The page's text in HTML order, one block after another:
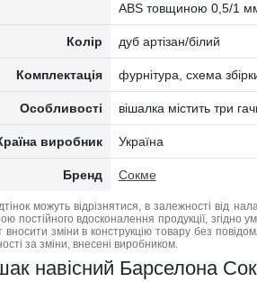
ABS товщиною 0,5/1
Колір дуб артізан/білий
Комплектація фурнітура, схема
Особливості вішалка містить три
виробник Україна
Бренд Сокме
можуть відрізнятися, в залежності від
постійного вдосконалення продукції,
зміни в конструкцію товару без
за зміни, внесені виробником.
навісний Барселона